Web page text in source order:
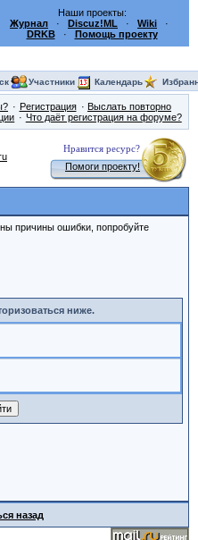
Наши проекты:
Журнал · Discuz!ML · Wiki ·
DRKB· Помощь проекту
Участники Календарь
Регистрация
Выслать повторно
Что даёт регистрация на форуме?
Нравится ресурс?
Помоги проекту!
причины ошибки, попробуйте
ниже.
назад